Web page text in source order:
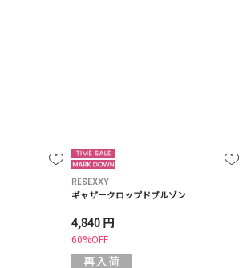
RESEXXY
ギャザークロップドブルゾン
4,840 円
60%OFF